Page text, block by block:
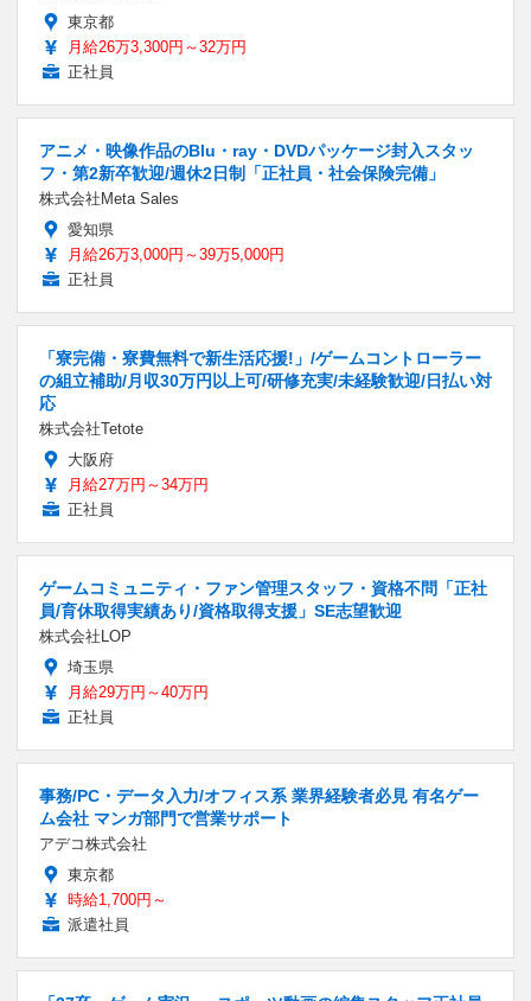
東京都
月給26万3,300円～32万円
正社員
アニメ・映像作品のBlu・ray・DVDパッケージ封入スタッ
フ・第2新卒歓迎/週休2日制「正社員・社会保険完備」
株式会社Meta Sales
愛知県
月給26万3,000円～39万5,000円
正社員
「寮完備・寮費無料で新生活応援!」/ゲームコントローラー
の組立補助/月収30万円以上可/研修充実/未経験歓迎/日払い対
応
株式会社Tetote
大阪府
月給27万円～34万円
正社員
ゲームコミュニティ・ファン管理スタッフ・資格不問「正社
員/育休取得実績あり/資格取得支援」SE志望歓迎
株式会社LOP
埼玉県
月給29万円～40万円
正社員
事務/PC・データ入力/オフィス系 業界経験者必見 有名ゲー
ム会社 マンガ部門で営業サポート
アデコ株式会社
東京都
時給1,700円～
派遣社員